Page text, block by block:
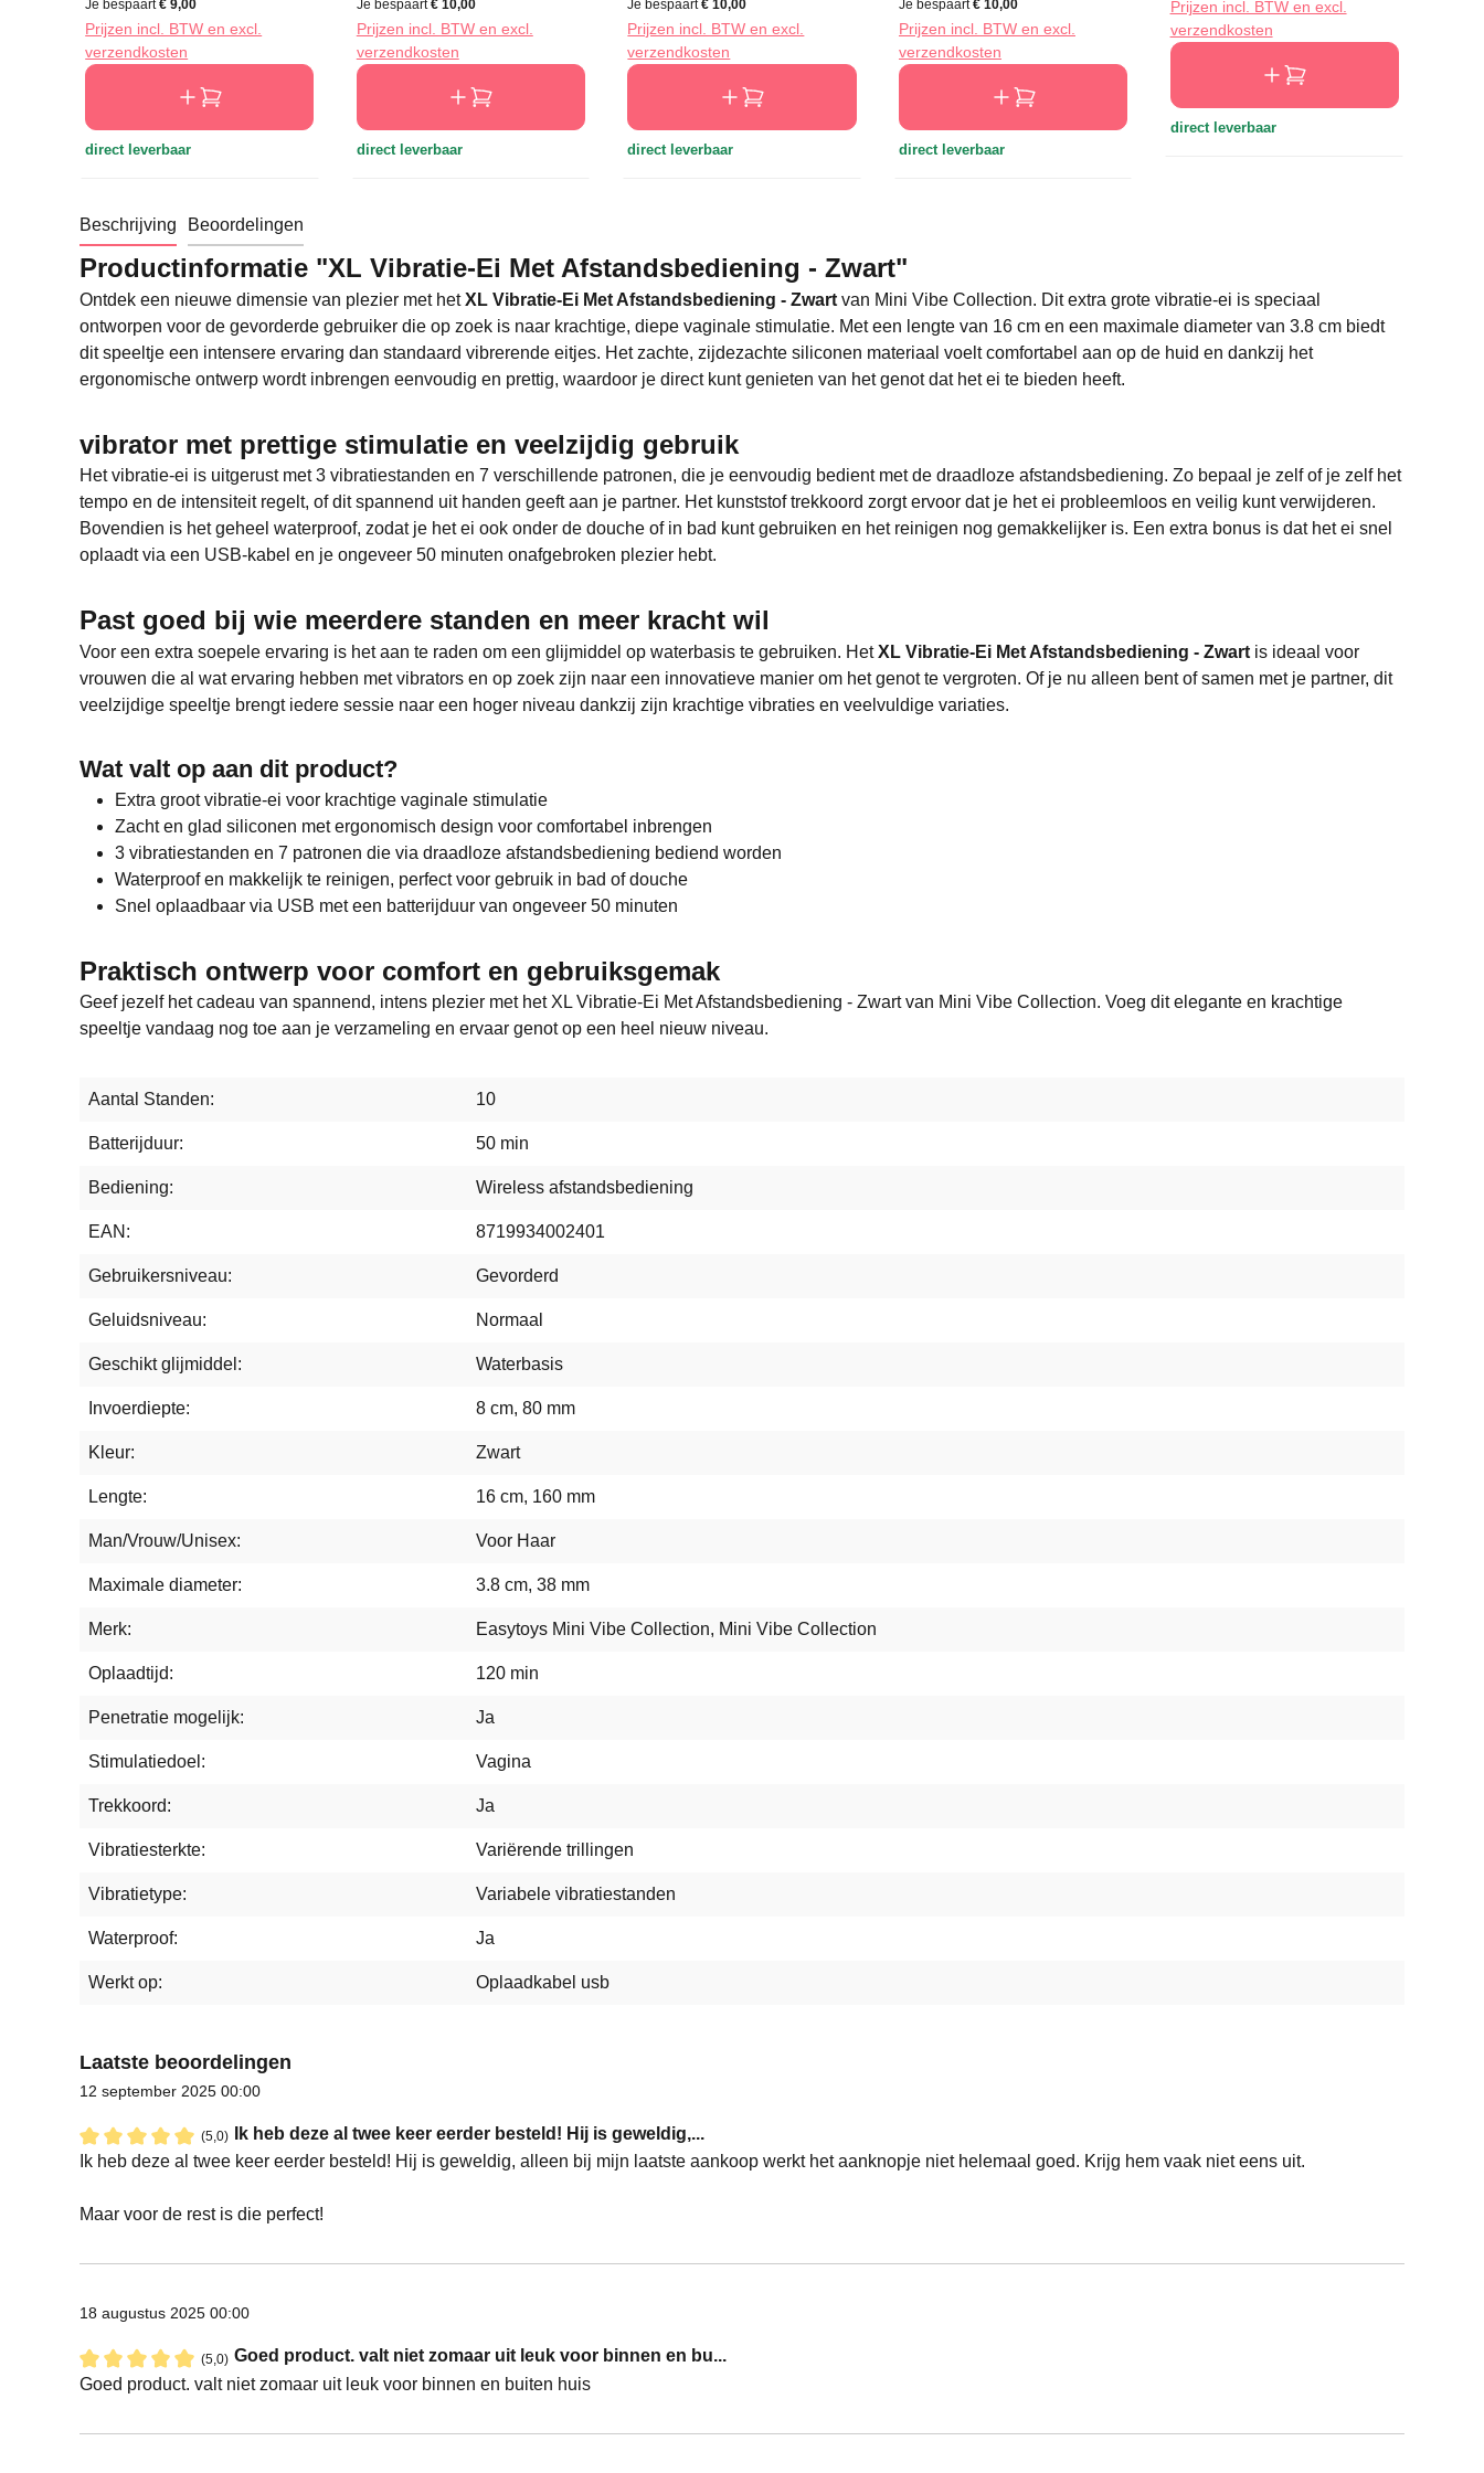
Je bespaart€ 9,00
Prijzen incl. BTW en excl.
verzendkosten
direct leverbaar
Je bespaart€ 10,00
Prijzen incl. BTW en excl.
verzendkosten
direct leverbaar
Je bespaart€ 10,00
Prijzen incl. BTW en excl.
verzendkosten
direct leverbaar
Je bespaart€ 10,00
Prijzen incl. BTW en excl.
verzendkosten
direct leverbaar
Prijzen incl. BTW en excl.
verzendkosten
direct leverbaar
Beschrijving Beoordelingen
Productinformatie "XL Vibratie-Ei Met Afstandsbediening - Zwart"
Ontdek een nieuwe dimensie van plezier met hetXL Vibratie-Ei Met Afstandsbediening - Zwart van Mini Vibe Collection. Dit extra grote vibratie-ei is speciaal
ontworpen voor de gevorderde gebruiker die op zoek is naar krachtige, diepe vaginale stimulatie. Met een lengte van 16 cm en een maximale diameter van 3.8 cm biedt
dit speeltje een intensere ervaring dan standaard vibrerende eitjes. Het zachte, zijdezachte siliconen materiaal voelt comfortabel aan op de huid en dankzij het
ergonomische ontwerp wordt inbrengen eenvoudig en prettig, waardoor je direct kunt genieten van het genot dat het ei te bieden heeft.
vibrator met prettige stimulatie en veelzijdig gebruik
Het vibratie-ei is uitgerust met 3 vibratiestanden en 7 verschillende patronen, die je eenvoudig bedient met de draadloze afstandsbediening. Zo bepaal je zelf of je zelf het
tempo en de intensiteit regelt, of dit spannend uit handen geeft aan je partner. Het kunststof trekkoord zorgt ervoor dat je het ei probleemloos en veilig kunt verwijderen.
Bovendien is het geheel waterproof, zodat je het ei ook onder de douche of in bad kunt gebruiken en het reinigen nog gemakkelijker is. Een extra bonus is dat het ei snel
oplaadt via een USB-kabel en je ongeveer 50 minuten onafgebroken plezier hebt.
Past goed bij wie meerdere standen en meer kracht wil
Voor een extra soepele ervaring is het aan te raden om een glijmiddel op waterbasis te gebruiken. HetXL Vibratie-Ei Met Afstandsbediening - Zwart is ideaal voor
vrouwen die al wat ervaring hebben met vibrators en op zoek zijn naar een innovatieve manier om het genot te vergroten. Of je nu alleen bent of samen met je partner, dit
veelzijdige speeltje brengt iedere sessie naar een hoger niveau dankzij zijn krachtige vibraties en veelvuldige variaties.
Wat valt op aan dit product?
Extra groot vibratie-ei voor krachtige vaginale stimulatie
Zacht en glad siliconen met ergonomisch design voor comfortabel inbrengen
3 vibratiestanden en 7 patronen die via draadloze afstandsbediening bediend worden
Waterproof en makkelijk te reinigen, perfect voor gebruik in bad of douche
Snel oplaadbaar via USB met een batterijduur van ongeveer 50 minuten
Praktisch ontwerp voor comfort en gebruiksgemak
Geef jezelf het cadeau van spannend, intens plezier met het XL Vibratie-Ei Met Afstandsbediening - Zwart van Mini Vibe Collection. Voeg dit elegante en krachtige
speeltje vandaag nog toe aan je verzameling en ervaar genot op een heel nieuw niveau.
Aantal Standen: 10
Batterijduur: 50 min
Bediening: Wireless afstandsbediening
EAN: 8719934002401
Gebruikersniveau: Gevorderd
Geluidsniveau: Normaal
Geschikt glijmiddel: Waterbasis
Invoerdiepte: 8 cm, 80 mm
Kleur: Zwart
Lengte: 16 cm, 160 mm
Man/Vrouw/Unisex: Voor Haar
Maximale diameter: 3.8 cm, 38 mm
Merk: Easytoys Mini Vibe Collection, Mini Vibe Collection
Oplaadtijd: 120 min
Penetratie mogelijk: Ja
Stimulatiedoel: Vagina
Trekkoord: Ja
Vibratiesterkte: Variërende trillingen
Vibratietype: Variabele vibratiestanden
Waterproof: Ja
Werkt op: Oplaadkabel usb
Laatste beoordelingen
12 september 2025 00:00
(5,0)
Recensie met een waardering van 5 van de 5 sterren
Ik heb deze al twee keer eerder besteld! Hij is geweldig,...
Ik heb deze al twee keer eerder besteld! Hij is geweldig, alleen bij mijn laatste aankoop werkt het aanknopje niet helemaal goed. Krijg hem vaak niet eens uit.
Maar voor de rest is die perfect!
18 augustus 2025 00:00
(5,0)
Recensie met een waardering van 5 van de 5 sterren
Goed product. valt niet zomaar uit leuk voor binnen en bu...
Goed product. valt niet zomaar uit leuk voor binnen en buiten huis